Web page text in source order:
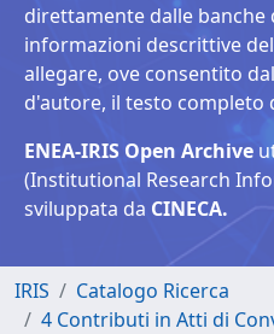
direttamente dalle banche
informazioni descrittive
allegare, ove consentito
d'autore, il testo completo
ENEA-IRIS Open Archive
(Institutional Research
sviluppata da CINECA.
IRIS
Catalogo Ricerca
4 Contributi in Atti di